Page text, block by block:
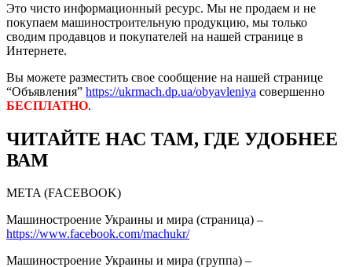
Это чисто информационный ресурс. Мы не продаем и не
покупаем машиностроительную продукцию, мы только
сводим продавцов и покупателей на нашей странице в
Интернете.
Вы можете разместить свое сообщение на нашей странице
“Объявления” https://ukrmach.dp.ua/obyavleniya совершенно
БЕСПЛАТНО.
ЧИТАЙТЕ НАС ТАМ, ГДЕ УДОБНЕЕ
ВАМ
META (FACEBOOK)
Машиностроение Украины и мира (страница) –
https://www.facebook.com/machukr/
Машиностроение Украины и мира (группа) –